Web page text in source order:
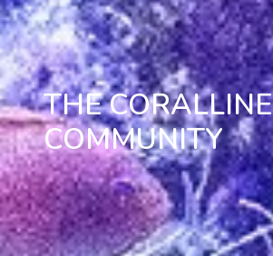
THE CORALLINE
COMMUNITY